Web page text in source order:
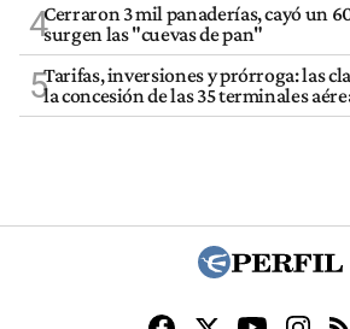
4Cerraron 3 mil panaderías, cayó un
surgen las "cuevas de pan"
5Tarifas, inversiones y prórroga: las
la concesión de las 35 terminales